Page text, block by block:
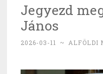
Jegyezd
János
2026-03-11 ~ ALFÖLDI